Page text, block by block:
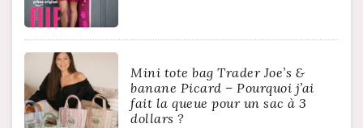
Mini tote bag Trader Joe’s &
banane Picard – Pourquoi j’ai
fait la queue pour un sac à 3
dollars ?